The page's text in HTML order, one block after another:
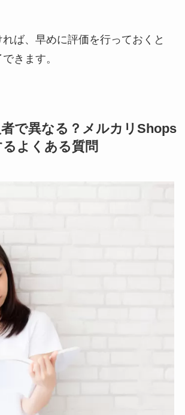
ば、早めに評価を行っておくと
きます。
で異なる？メルカリShops
よくある質問